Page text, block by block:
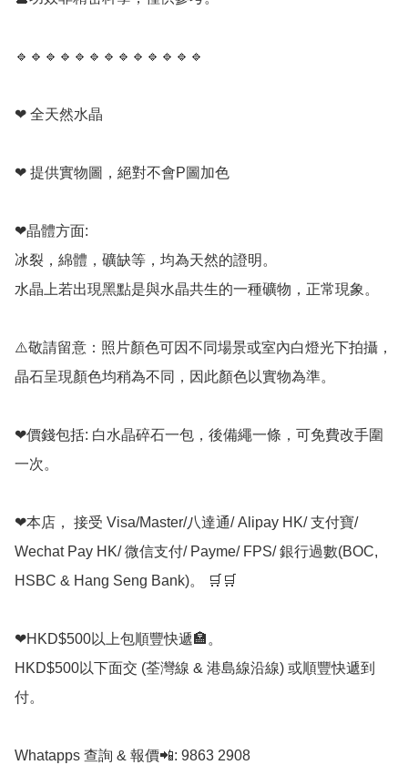
🔹️🔹️🔹️🔹️🔹️🔹️🔹️🔹️🔹️🔹️🔹️🔹️🔹️
❤ 全天然水晶
❤ 提供實物圖，絕對不會P圖加色
❤晶體方面:
冰裂，綿體，礦缺等，均為天然的證明。
水晶上若出現黑點是與水晶共生的一種礦物，正常現象。
⚠️敬請留意：照片顏色可因不同場景或室內白燈光下拍攝，
晶石呈現顏色均稍為不同，因此顏色以實物為準。
❤價錢包括: 白水晶碎石一包，後備繩一條，可免費改手圍
一次。
❤本店， 接受 Visa/Master/八達通/ Alipay HK/ 支付寶/
Wechat Pay HK/ 微信支付/ Payme/ FPS/ 銀行過數(BOC,
HSBC & Hang Seng Bank)。 🛒🛒
❤HKD$500以上包順豐快遞🏣。
HKD$500以下面交 (荃灣線 & 港島線沿線) 或順豐快遞到
付。
Whatapps 查詢 & 報價📲: 9863 2908